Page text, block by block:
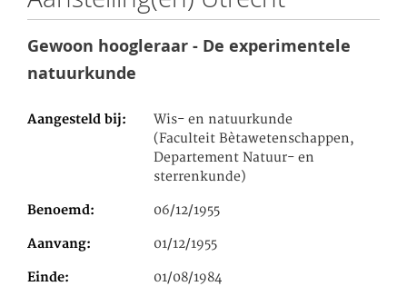
Gewoon hoogleraar - De experimentele
natuurkunde
Aangesteld bij
Wis- en natuurkunde
(Faculteit Bètawetenschappen,
Departement Natuur- en
sterrenkunde)
Benoemd 06/12/1955
Aanvang 01/12/1955
Einde 01/08/1984